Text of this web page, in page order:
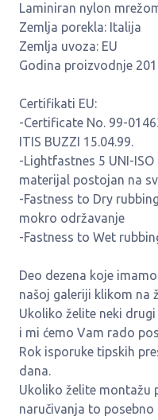
Laminiran nylon
Zemlja porekla: Italija
Zemlja uvoza: EU
Godina proizvodnje
Certifikati EU:
-Certificate No. 99-
ITIS BUZZI 15.04.99.
-Lightfastnes 5 UNI-ISO
materijal postojan na
-Fastness to Dry
mokro održavanje
-Fastness to Wet
Deo dezena koje
našoj galeriji klikom na
Ukoliko želite neki
i mi ćemo Vam rado
Rok isporuke tipskih
dana.
Ukoliko želite montažu
naručivanja to